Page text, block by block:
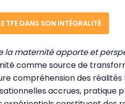
TFE DANS SON INTÉGRALITÉ
la maternité apporte et
comme source de
compréhension des
accrues, pratique